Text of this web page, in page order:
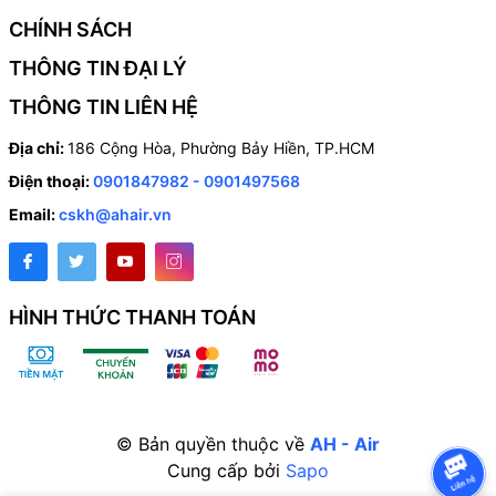
quạt có thể được kết nối với một và cùng
một bộ điều khiển tốc độ, miễn là tổng
công suất và dòng điện hoạt động của
chúng không vươt quá các tham số của bộ
điều khiển tốc độ định mức.
Bảo vệ chống bụi-nước là IPX4, cho động
cơ IP44.
KÍCH THƯỚC TỔNG THỂ
CHÍNH SÁCH
THÔNG TIN ĐẠI LÝ
THÔNG TIN LIÊN HỆ
Địa chỉ:186 Cộng Hòa, Phường Bảy Hiền, TP.HCM
Điện thoại:0901847982 - 0901497568
Email:cskh@ahair.vn
HÌNH THỨC THANH TOÁN
© Bản quyền thuộc về AH - Air
Cung cấp bởi Sapo